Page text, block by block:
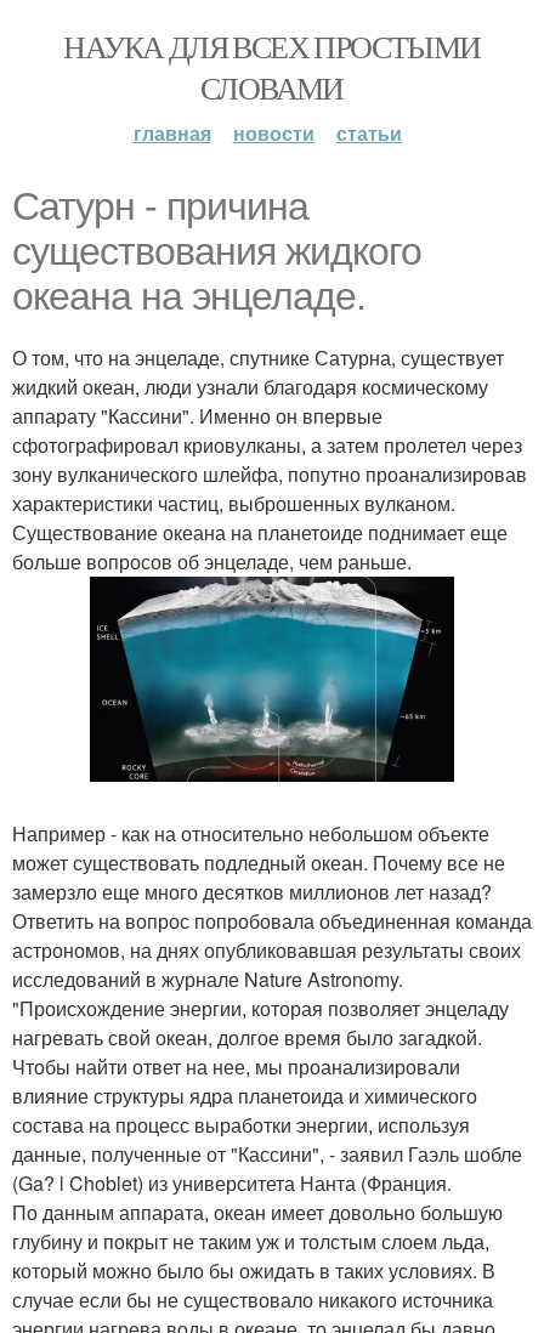
НАУКА ДЛЯ ВСЕХ ПРОСТЫМИ
СЛОВАМИ
главная новости статьи
Сатурн - причина
существования жидкого
океана на энцеладе.
О том, что на энцеладе, спутнике Сатурна, существует
жидкий океан, люди узнали благодаря космическому
аппарату "Кассини". Именно он впервые
сфотографировал криовулканы, а затем пролетел через
зону вулканического шлейфа, попутно проанализировав
характеристики частиц, выброшенных вулканом.
Существование океана на планетоиде поднимает еще
больше вопросов об энцеладе, чем раньше.
Например - как на относительно небольшом объекте
может существовать подледный океан. Почему все не
замерзло еще много десятков миллионов лет назад?
Ответить на вопрос попробовала объединенная команда
астрономов, на днях опубликовавшая результаты своих
исследований в журнале Nature Astronomy.
"Происхождение энергии, которая позволяет энцеладу
нагревать свой океан, долгое время было загадкой.
Чтобы найти ответ на нее, мы проанализировали
влияние структуры ядра планетоида и химического
состава на процесс выработки энергии, используя
данные, полученные от "Кассини", - заявил Гаэль шобле
(Ga? l Choblet) из университета Нанта (Франция.
По данным аппарата, океан имеет довольно большую
глубину и покрыт не таким уж и толстым слоем льда,
который можно было бы ожидать в таких условиях. В
случае если бы не существовало никакого источника